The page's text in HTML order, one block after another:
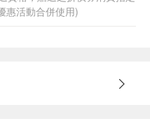
惠活動合併使用)